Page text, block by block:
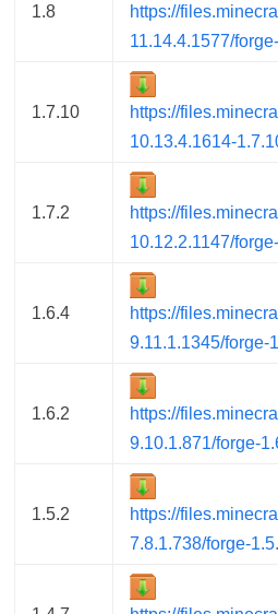
1.8
https://
11.14.4.1577/
1.7.10
https://
10.13.4.1614-
1.7.2
https://
10.12.2.1147/
1.6.4
https://
9.11.1.1345/forge-
1.6.2
https://
9.10.1.871/forge-
1.5.2
https://
7.8.1.738/forge-